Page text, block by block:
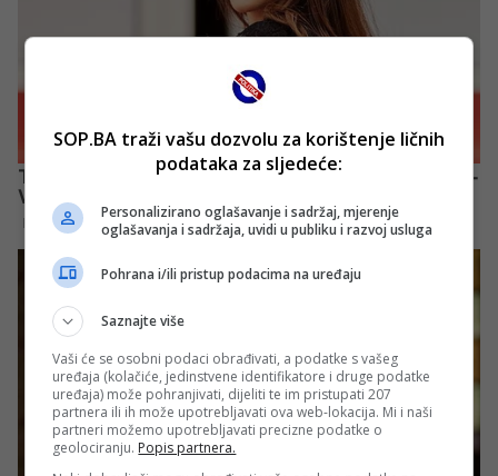
SOP.BA traži vašu dozvolu za korištenje ličnih
podataka za sljedeće:
Personalizirano oglašavanje i sadržaj, mjerenje
oglašavanja i sadržaja, uvidi u publiku i razvoj usluga
Pohrana i/ili pristup podacima na uređaju
Saznajte više
Vaši će se osobni podaci obrađivati, a podatke s vašeg
uređaja (kolačiće, jedinstvene identifikatore i druge podatke
uređaja) može pohranjivati, dijeliti te im pristupati 207
partnera ili ih može upotrebljavati ova web-lokacija. Mi i naši
partneri možemo upotrebljavati precizne podatke o
geolociranju. Popis partnera.